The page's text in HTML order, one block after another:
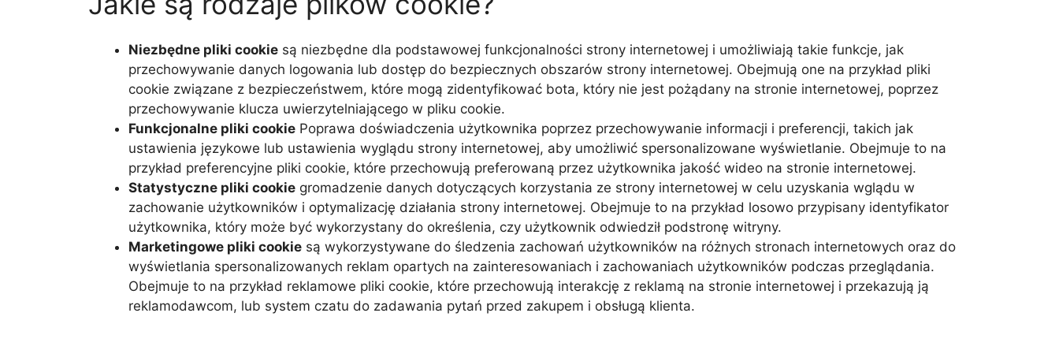
Niezbędne pliki cookie są niezbędne dla podstawowej funkcjonalności strony internetowej i umożliwiają takie funkcje, jak
przechowywanie danych logowania lub dostęp do bezpiecznych obszarów strony internetowej. Obejmują one na przykład pliki
cookie związane z bezpieczeństwem, które mogą zidentyfikować bota, który nie jest pożądany na stronie internetowej, poprzez
przechowywanie klucza uwierzytelniającego w pliku cookie.
Funkcjonalne pliki cookie Poprawa doświadczenia użytkownika poprzez przechowywanie informacji i preferencji, takich jak
ustawienia językowe lub ustawienia wyglądu strony internetowej, aby umożliwić spersonalizowane wyświetlanie. Obejmuje to na
przykład preferencyjne pliki cookie, które przechowują preferowaną przez użytkownika jakość wideo na stronie internetowej.
Statystyczne pliki cookie gromadzenie danych dotyczących korzystania ze strony internetowej w celu uzyskania wglądu w
zachowanie użytkowników i optymalizację działania strony internetowej. Obejmuje to na przykład losowo przypisany identyfikator
użytkownika, który może być wykorzystany do określenia, czy użytkownik odwiedził podstronę witryny.
Marketingowe pliki cookie są wykorzystywane do śledzenia zachowań użytkowników na różnych stronach internetowych oraz do
wyświetlania spersonalizowanych reklam opartych na zainteresowaniach i zachowaniach użytkowników podczas przeglądania.
Obejmuje to na przykład reklamowe pliki cookie, które przechowują interakcję z reklamą na stronie internetowej i przekazują ją
reklamodawcom, lub system czatu do zadawania pytań przed zakupem i obsługą klienta.